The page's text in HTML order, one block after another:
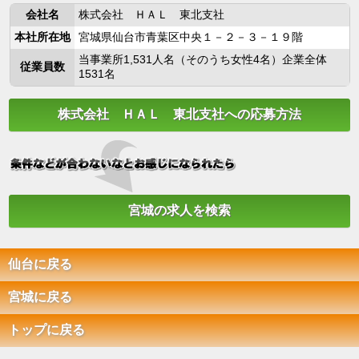
会社名
株式会社 ＨＡＬ 東北支社
本社所在地
宮城県仙台市青葉区中央１－２－３－１９階
従業員数
当事業所1,531人名（そのうち女性4名）企業全体
1531名
株式会社 ＨＡＬ 東北支社への応募方法
宮城の求人を検索
仙台に戻る
宮城に戻る
トップに戻る